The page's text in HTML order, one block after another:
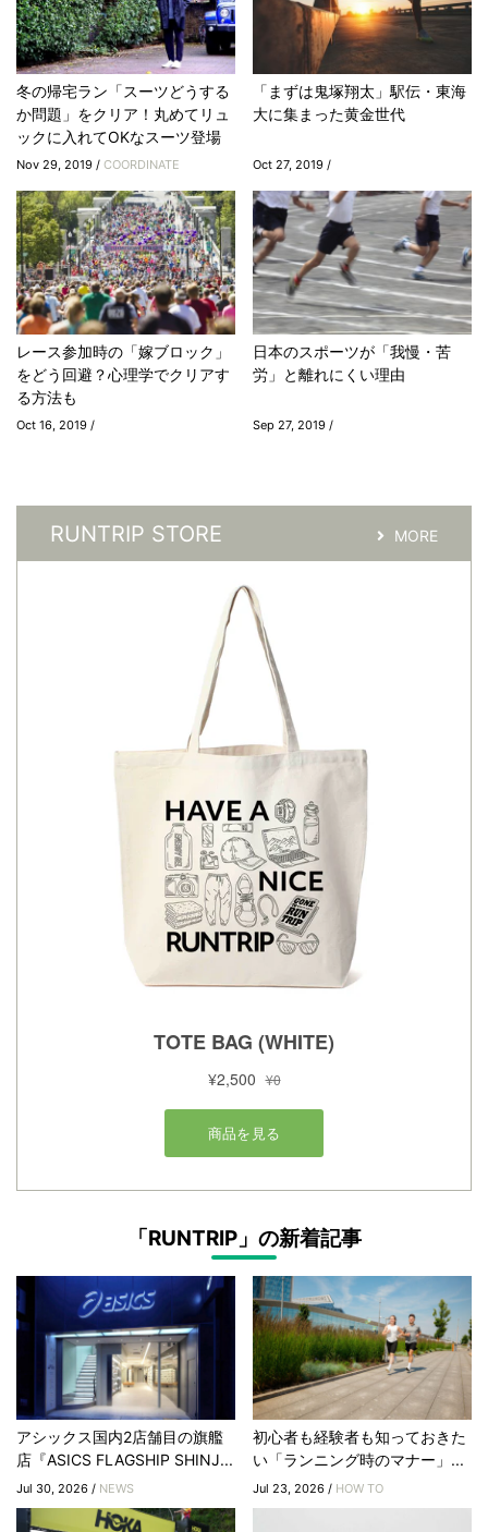
冬の帰宅ラン「スーツどうする
か問題」をクリア！丸めてリュ
ックに入れてOKなスーツ登場
Nov 29, 2019 / COORDINATE
「まずは鬼塚翔太」駅伝・東海
大に集まった黄金世代
Oct 27, 2019 /
レース参加時の「嫁ブロック」
をどう回避？心理学でクリアす
る方法も
Oct 16, 2019 /
日本のスポーツが「我慢・苦
労」と離れにくい理由
Sep 27, 2019 /
RUNTRIP STORE MORE
「RUNTRIP」の新着記事
アシックス国内2店舗目の旗艦
店『ASICS FLAGSHIP SHINJ...
Jul 30, 2026 / NEWS
初心者も経験者も知っておきた
い「ランニング時のマナー」...
Jul 23, 2026 / HOW TO